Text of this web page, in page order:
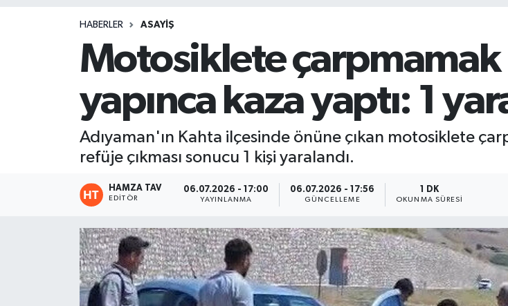
HABERLER ASAYIŞ
Motosiklete
yapınca kaza yaptı: 1
Adıyaman'ın Kahta ilçesinde önüne çıkan motosiklete
refüje çıkması sonucu 1 kişi yaralandı.
HAMZA TAV
EDITÖR
06.07.2026 - 17:00
YAYINLANMA
06.07.2026 - 17:56
GÜNCELLEME
1 DK
OKUNMA SÜRESI
Teknoloji
Resmi İlan
Tüm Manşetler
Haber Arşivi